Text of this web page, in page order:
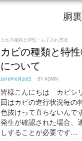
カビの種類と特性・お手入れ方法
カビの種類と特
について
POSTED
2018年6月20日 BYADMIN
皆様こんにちは カビシ
回はカビの進行状況毎の
色抜けって直らないんで
発生が確認された場合、
しすることが必要です…